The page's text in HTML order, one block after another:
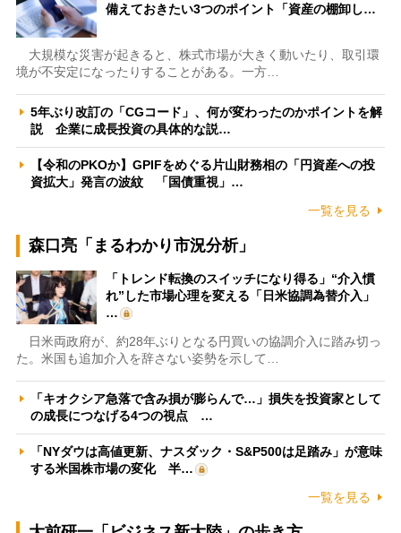
備えておきたい3つのポイント「資産の棚卸し…
大規模な災害が起きると、株式市場が大きく動いたり、取引環
境が不安定になったりすることがある。一方…
5年ぶり改訂の「CGコード」、何が変わったのかポイントを解
説 企業に成長投資の具体的な説…
【令和のPKOか】GPIFをめぐる片山財務相の「円資産への投
資拡大」発言の波紋 「国債重視」…
一覧を見る
森口亮「まるわかり市況分析」
「トレンド転換のスイッチになり得る」“介入慣
れ”した市場心理を変える「日米協調為替介入」
…
日米両政府が、約28年ぶりとなる円買いの協調介入に踏み切っ
た。米国も追加介入を辞さない姿勢を示して…
「キオクシア急落で含み損が膨らんで…」損失を投資家として
の成長につなげる4つの視点 …
「NYダウは高値更新、ナスダック・S&P500は足踏み」が意味
する米国株市場の変化 半…
一覧を見る